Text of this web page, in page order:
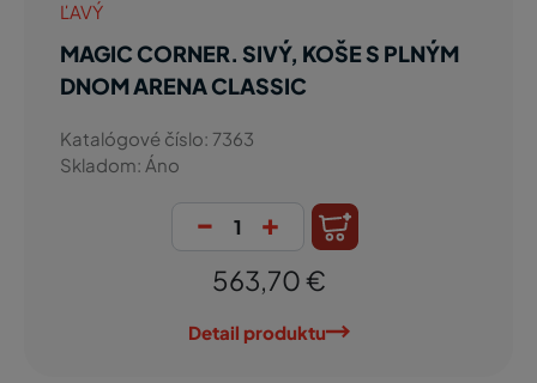
ĽAVÝ
MAGIC CORNER. SIVÝ, KOŠE S PLNÝM
DNOM ARENA CLASSIC
Katalógové číslo: 7363
Skladom: Áno
- +
563,70 €
Detail produktu